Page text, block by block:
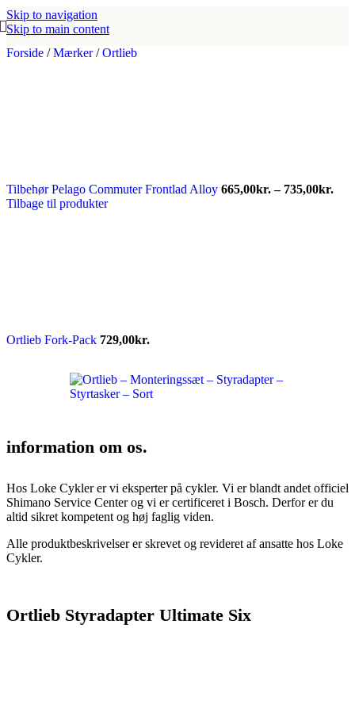
Skip to navigation
Skip to main content
Forside / Mærker/ Ortlieb
Tilbehør Pelago Commuter Frontlad Alloy 665,00kr. – 735,00kr.
Tilbage til produkter
Ortlieb Fork-Pack 729,00kr.
information om os.
Hos Loke Cykler er vi eksperter på cykler. Vi er blandt andet officiel
Shimano Service Center og vi er certificeret i Bosch. Derfor er du
altid sikret kompetent og høj faglig viden.
Alle produktbeskrivelser er skrevet og revideret af ansatte hos Loke
Cykler.
Ortlieb Styradapter Ultimate Six